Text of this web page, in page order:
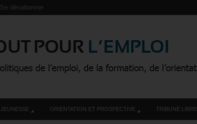
Se désabonner
JEUNESSE ORIENTATION ET PROSPECTIVE TRIBUNE LIBRE